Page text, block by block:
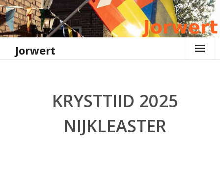
Ga
naar
de
Jorwert
KRYSTTIID 2025
NIJKLEASTER